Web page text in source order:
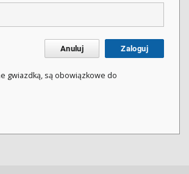
Anuluj Zaloguj
gwiazdką, są obowiązkowe do